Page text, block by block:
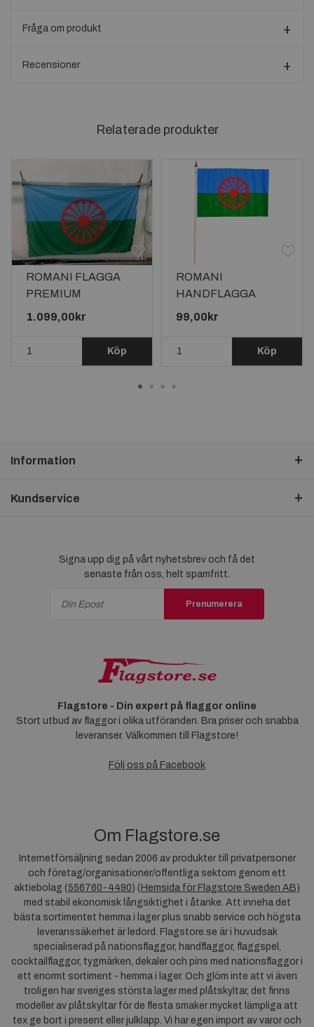
Fråga om produkt
Recensioner
Relaterade produkter
ROMANI FLAGGA
PREMIUM
240X150CM TILL
1.099,00kr
Köp
ROMANI
HANDFLAGGA
45X30CM
99,00kr
Köp
Information
Kundservice
Signa upp dig på vårt nyhetsbrev och få det
senaste från oss, helt spamfritt.
Prenumerera
Flagstore - Din expert på flaggor online
Stort utbud av flaggor i olika utföranden. Bra priser och snabba
leveranser. Välkommen till Flagstore!
Följ oss på Facebook
Om Flagstore.se
Internetförsäljning sedan 2006 av produkter till privatpersoner
och företag/organisationer/offentliga sektorn genom ett
aktiebolag (556760-4490) ( Hemsida för Flagstore Sweden AB)
med stabil ekonomisk långsiktighet i åtanke. Att inneha det
bästa sortimentet hemma i lager plus snabb service och högsta
leveranssäkerhet är ledord. Flagstore.se är i huvudsak
specialiserad på nationsflaggor, handflaggor, flaggspel,
cocktailflaggor, tygmärken, dekaler och pins med nationsflaggor i
ett enormt sortiment - hemma i lager. Och glöm inte att vi även
troligen har sveriges största lager med plåtskyltar, det finns
modeller av plåtskyltar för de flesta smaker mycket lämpliga att
tex ge bort i present eller julklapp. Vi har egen import av varor och